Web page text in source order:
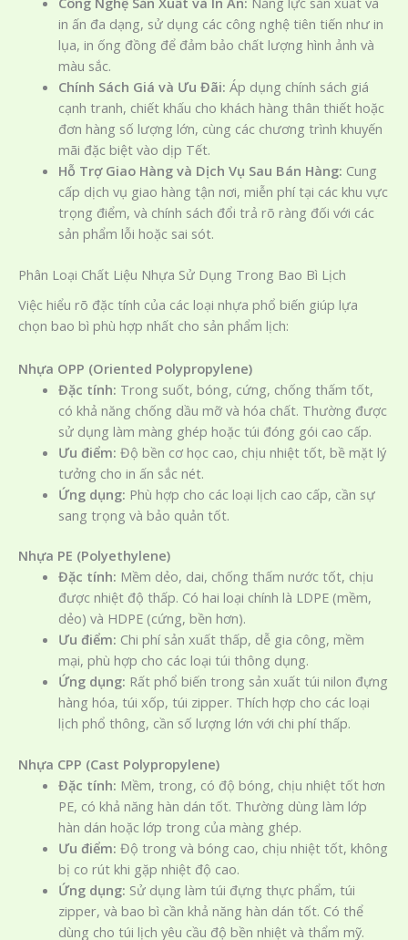
in ấn đa dạng, sử dụng các công nghệ tiên tiến như in
lụa, in ống đồng để đảm bảo chất lượng hình ảnh và
màu sắc.
Chính Sách Giá và Ưu Đãi: Áp dụng chính sách giá
cạnh tranh, chiết khấu cho khách hàng thân thiết hoặc
đơn hàng số lượng lớn, cùng các chương trình khuyến
mãi đặc biệt vào dịp Tết.
Hỗ Trợ Giao Hàng và Dịch Vụ Sau Bán Hàng: Cung
cấp dịch vụ giao hàng tận nơi, miễn phí tại các khu vực
trọng điểm, và chính sách đổi trả rõ ràng đối với các
sản phẩm lỗi hoặc sai sót.
Phân Loại Chất Liệu Nhựa Sử Dụng Trong Bao Bì Lịch
Việc hiểu rõ đặc tính của các loại nhựa phổ biến giúp lựa
chọn bao bì phù hợp nhất cho sản phẩm lịch:
Nhựa OPP (Oriented Polypropylene)
Đặc tính: Trong suốt, bóng, cứng, chống thấm tốt,
có khả năng chống dầu mỡ và hóa chất. Thường được
sử dụng làm màng ghép hoặc túi đóng gói cao cấp.
Ưu điểm: Độ bền cơ học cao, chịu nhiệt tốt, bề mặt lý
tưởng cho in ấn sắc nét.
Ứng dụng: Phù hợp cho các loại lịch cao cấp, cần sự
sang trọng và bảo quản tốt.
Nhựa PE (Polyethylene)
Đặc tính: Mềm dẻo, dai, chống thấm nước tốt, chịu
được nhiệt độ thấp. Có hai loại chính là LDPE (mềm,
dẻo) và HDPE (cứng, bền hơn).
Ưu điểm: Chi phí sản xuất thấp, dễ gia công, mềm
mại, phù hợp cho các loại túi thông dụng.
Ứng dụng: Rất phổ biến trong sản xuất túi nilon đựng
hàng hóa, túi xốp, túi zipper. Thích hợp cho các loại
lịch phổ thông, cần số lượng lớn với chi phí thấp.
Nhựa CPP (Cast Polypropylene)
Đặc tính: Mềm, trong, có độ bóng, chịu nhiệt tốt hơn
PE, có khả năng hàn dán tốt. Thường dùng làm lớp
hàn dán hoặc lớp trong của màng ghép.
Ưu điểm: Độ trong và bóng cao, chịu nhiệt tốt, không
bị co rút khi gặp nhiệt độ cao.
Ứng dụng: Sử dụng làm túi đựng thực phẩm, túi
zipper, và bao bì cần khả năng hàn dán tốt. Có thể
dùng cho túi lịch yêu cầu độ bền nhiệt và thẩm mỹ.